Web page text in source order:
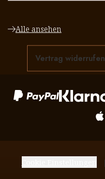
Alle ansehen
Vertrag widerrufen